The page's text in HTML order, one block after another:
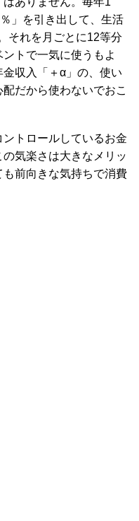
」を引き出して、生活
それを月ごとに12等分
トで一気に使うもよ
収入「＋α」の、使い
だから使わないでおこ
トロールしているお金
気楽さは大きなメリッ
も前向きな気持ちで消費